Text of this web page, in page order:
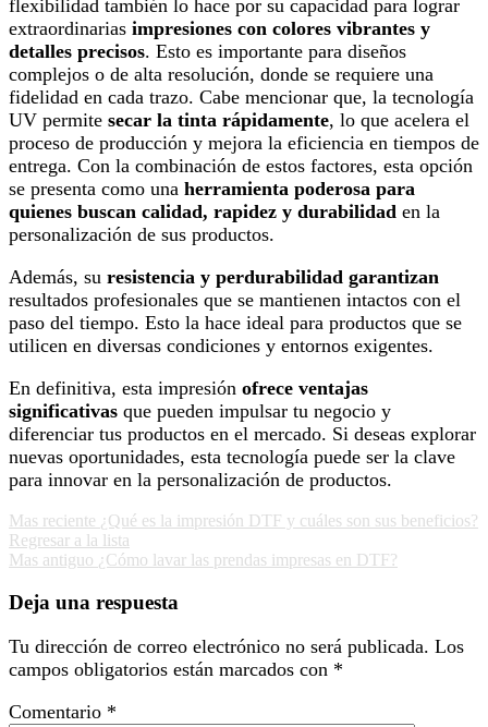
flexibilidad también lo hace por su capacidad para lograr
extraordinarias impresiones con colores vibrantes y
detalles precisos. Esto es importante para diseños
complejos o de alta resolución, donde se requiere una
fidelidad en cada trazo. Cabe mencionar que, la tecnología
UV permite secar la tinta rápidamente, lo que acelera el
proceso de producción y mejora la eficiencia en tiempos de
entrega. Con la combinación de estos factores, esta opción
se presenta como una herramienta poderosa para
quienes buscan calidad, rapidez y durabilidad en la
personalización de sus productos.
Además, su resistencia y perdurabilidad garantizan
resultados profesionales que se mantienen intactos con el
paso del tiempo. Esto la hace ideal para productos que se
utilicen en diversas condiciones y entornos exigentes.
En definitiva, esta impresión ofrece ventajas
significativas que pueden impulsar tu negocio y
diferenciar tus productos en el mercado. Si deseas explorar
nuevas oportunidades, esta tecnología puede ser la clave
para innovar en la personalización de productos.
Mas reciente ¿Qué es la impresión DTF y cuáles son sus beneficios?
Regresar a la lista
Mas antiguo ¿Cómo lavar las prendas impresas en DTF?
Deja una respuesta
Tu dirección de correo electrónico no será publicada. Los
campos obligatorios están marcados con *
Comentario *